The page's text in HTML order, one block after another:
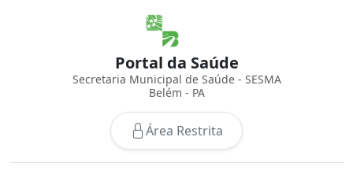
Portal da Saúde
Secretaria Municipal de Saúde - SESMA
Belém - PA
Área Restrita